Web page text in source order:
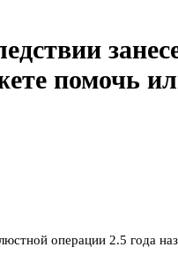
помочь
операции 2.5 года